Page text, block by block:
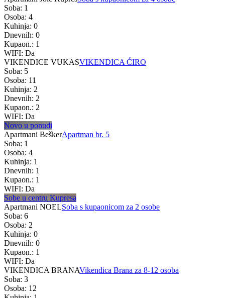
Soba: 1
Osoba: 4
Kuhinja: 0
Dnevnih: 0
Kupaon.: 1
WIFI: Da
VIKENDICE VUKASVIKENDICA ĆIRO
Soba: 5
Osoba: 11
Kuhinja: 2
Dnevnih: 2
Kupaon.: 2
WIFI: Da
Novo u ponudi
Apartmani BeškerApartman br. 5
Soba: 1
Osoba: 4
Kuhinja: 1
Dnevnih: 1
Kupaon.: 1
WIFI: Da
Sobe u centru Kupresa
Apartmani NOELSoba s kupaonicom za 2 osobe
Soba: 6
Osoba: 2
Kuhinja: 0
Dnevnih: 0
Kupaon.: 1
WIFI: Da
VIKENDICA BRANAVikendica Brana za 8-12 osoba
Soba: 3
Osoba: 12